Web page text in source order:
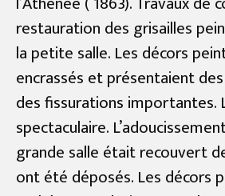
restauration des grisailles
la petite salle. Les décors
encrassés et présentaient
des fissurations
spectaculaire.
grande salle était recouvert
ont été déposés. Les décors